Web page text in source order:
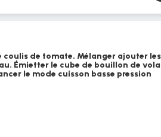
de tomate. Mélanger ajouter
Émietter le cube de bouillon de
le mode cuisson basse pression